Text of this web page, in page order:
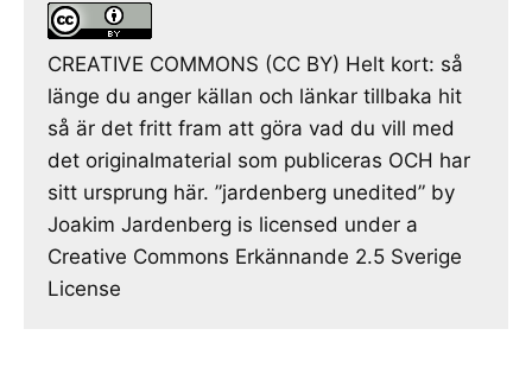
CREATIVE COMMONS (CC BY) Helt kort: så
länge du anger källan och länkar tillbaka hit
så är det fritt fram att göra vad du vill med
det originalmaterial som publiceras OCH har
sitt ursprung här. ”jardenberg unedited” by
Joakim Jardenberg is licensed under a
Creative Commons Erkännande 2.5 Sverige
License